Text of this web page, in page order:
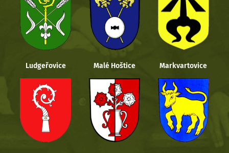
Ludgeřovice Malé Hoštice Markvartovice